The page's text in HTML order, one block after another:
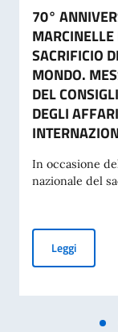
70°
SACRIFICIO
MONDO.
DEL
DEGLI
In occasione
nazionale del
Leggi70°